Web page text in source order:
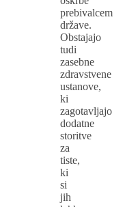
prebivalcem
države.
Obstajajo
tudi
zasebne
zdravstvene
ustanove,
ki
zagotavljajo
dodatne
storitve
za
tiste,
ki
si
jih